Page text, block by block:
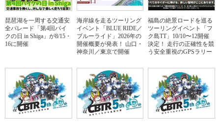
琵琶湖を一周する交通安
全パレード「第4回バイ
クの日 in Shiga」が8/15・
16に開催
海岸線を走るツーリング
イベント「BLUE RIDE／
ブルーライド」2026年の
開催概要が発表！ 山口・
神奈川／東京で開催
福島の絶景ロードを巡る
ツーリングイベント「フ
ク島TT」10/10〜12開催
決定！ 走行の正確性を競
う安全重視のGPSラリー